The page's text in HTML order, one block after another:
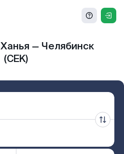
— Челябинск
(CEK)